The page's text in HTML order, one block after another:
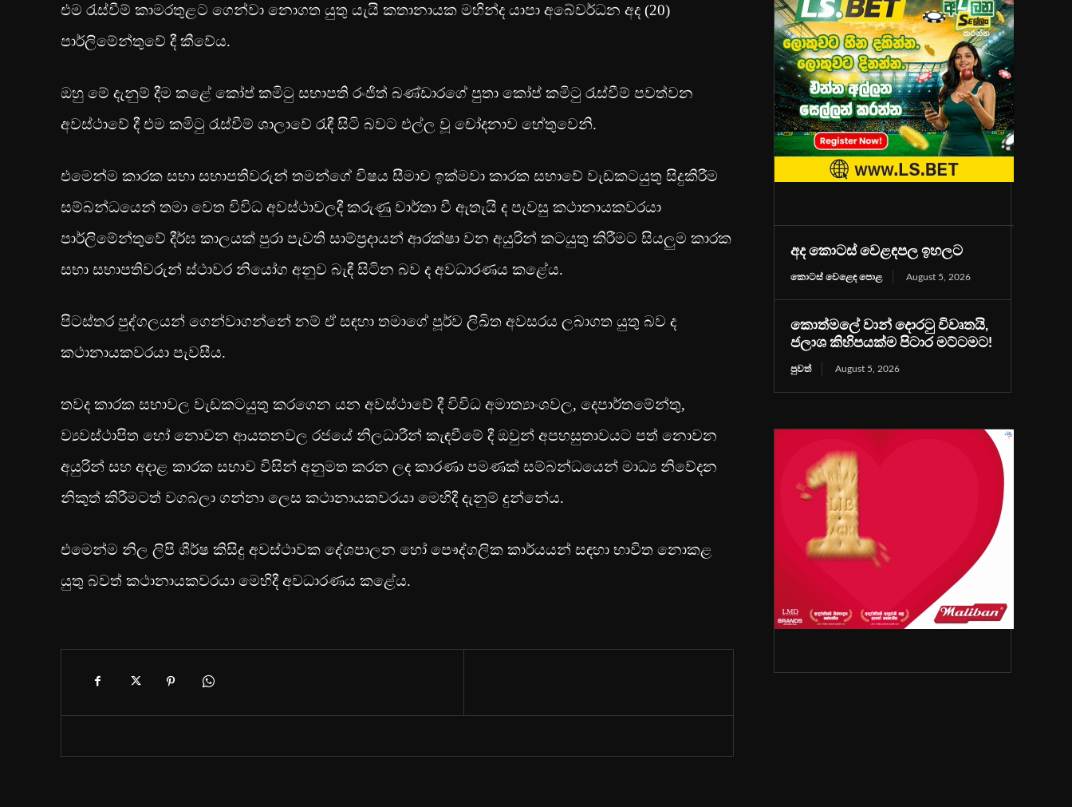
එම රැස්වීම් කාමරතුළට ගෙන්වා නොගත යුතු යැයි කතානායක මහින්ද යාපා අබේවර්ධන අද (20)
පාර්ලිමේන්තුවේ දී කීවේය.
ඔහු මේ දැනුම් දීම කළේ කෝප් කමිටු සභාපති රංජිත් බණ්ඩාරගේ පුතා කෝප් කමිටු රැස්වීම් පවත්වන
අවස්ථාවේ දී එම කමිටු රැස්වීම් ශාලාවේ රැඳී සිටි බවට එල්ල වූ චෝදනාව හේතුවෙනි.
එමෙන්ම කාරක සභා සභාපතිවරුන් තමන්ගේ විෂය සීමාව ඉක්මවා කාරක සභාවේ වැඩකටයුතු සිදුකිරීම
සම්බන්ධයෙන් තමා වෙත විවිධ අවස්ථාවලදී කරුණු වාර්තා වී ඇතැයි ද පැවසු කථානායකවරයා
පාර්ලිමේන්තුවේ දීර්ඝ කාලයක් පුරා පැවති සාම්ප්‍රදායන් ආරක්ෂා වන අයුරින් කටයුතු කිරීමට සියලුම කාරක
සභා සභාපතිවරුන් ස්ථාවර නියෝග අනුව බැඳී සිටින බව ද අවධාරණය කළේය.
පිටස්තර පුද්ගලයන් ගෙන්වා‍ගන්නේ නම් ඒ සඳහා තමාගේ පූර්ව ලිඛිත අවසරය ලබාගත යුතු බව ද
කථානායකවරයා පැවසීය.
තවද කාරක සභාවල වැඩකටයුතු කරගෙන යන අවස්ථාවේ දී විවිධ අමාත්‍යාංශවල, දෙපාර්තමේන්තු,
ව්‍යවස්ථාපිත හෝ නොවන ආයතනවල රජයේ නිලධාරීන් කැඳවීමේ දී ඔවුන් අපහසුතාවයට පත් නොවන
අයුරින් සහ අදාළ කාරක සභාව විසින් අනුමත කරන ලද කාරණා පමණක් සම්බන්ධයෙන් මාධ්‍ය නිවේදන
නිකුත් කිරීමටත් වගබලා ගන්නා ලෙස කථානායකවරයා මෙහිදී දැනුම් දුන්නේය.
එමෙන්ම නිල ලිපි ශීර්ෂ කිසිදු අවස්ථාවක දේශපාලන හෝ පෞද්ගලික කාර්යයන් සඳහා භාවිත නොකළ
යුතු බවත් කථානායකවරයා මෙහිදී අවධාරණය කළේය.
අද කොටස් වෙළඳපල ඉහලට
කොටස් වෙළෙඳ පොළ August 5, 2026
කොත්මලේ වාන් දොරටු විවෘතයි,
ජලාශ කිහිපයක්ම පිටාර මට්ටමට!
පුවත් August 5, 2026